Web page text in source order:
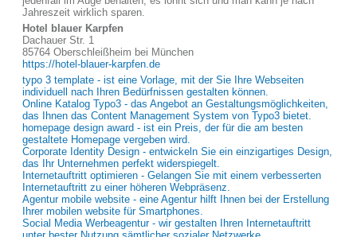
Jahreszeit wirklich sparen.
Hotel blauer Karpfen
Dachauer Str. 1
85764 Oberschleißheim bei München
https://hotel-blauer-karpfen.de
typo 3 template - ist eine Vorlage, mit der Sie Ihre Webseiten
individuell nach Ihren Bedürfnissen gestalten können.
Online Katalog Typo3 - das Angebot an Gestaltungsmöglichkeiten,
das Ihnen das Content Management System von Typo3 bietet.
homepage design award - ist ein Preis, der für die am besten
gestaltete Homepage vergeben wird.
Corporate Identity Design - entwickeln Sie ein einzigartiges Design,
das Ihr Unternehmen perfekt widerspiegelt.
Internetauftritt optimieren - Gelangen Sie mit einem verbesserten
Internetauftritt zu einer höheren Webpräsenz.
Agentur mobile website - eine Agentur hilft Ihnen bei der Erstellung
Ihrer mobilen website für Smartphones.
Social Media Werbeagentur - wir gestalten Ihren Internetauftritt